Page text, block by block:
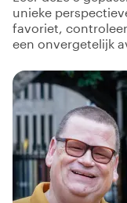
unieke
favoriet,
een onvergetelijk